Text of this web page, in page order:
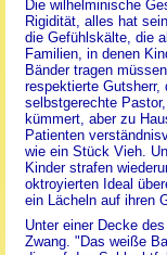
Die wilhelminische
Rigidität, alles hat
die Gefühlskälte, die
Familien, in denen
Bänder tragen
respektierte
selbstgerechte
kümmert, aber zu
Patienten
wie ein Stück Vieh.
Kinder strafen
oktroyierten Ideal
ein Lächeln auf ihren
Unter einer Decke
Zwang. "Das weiße